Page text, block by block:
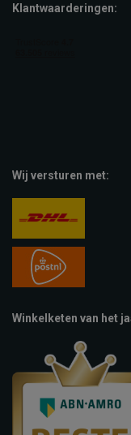
Klantwaarderingen:
Wij versturen met:
Winkelketen van het